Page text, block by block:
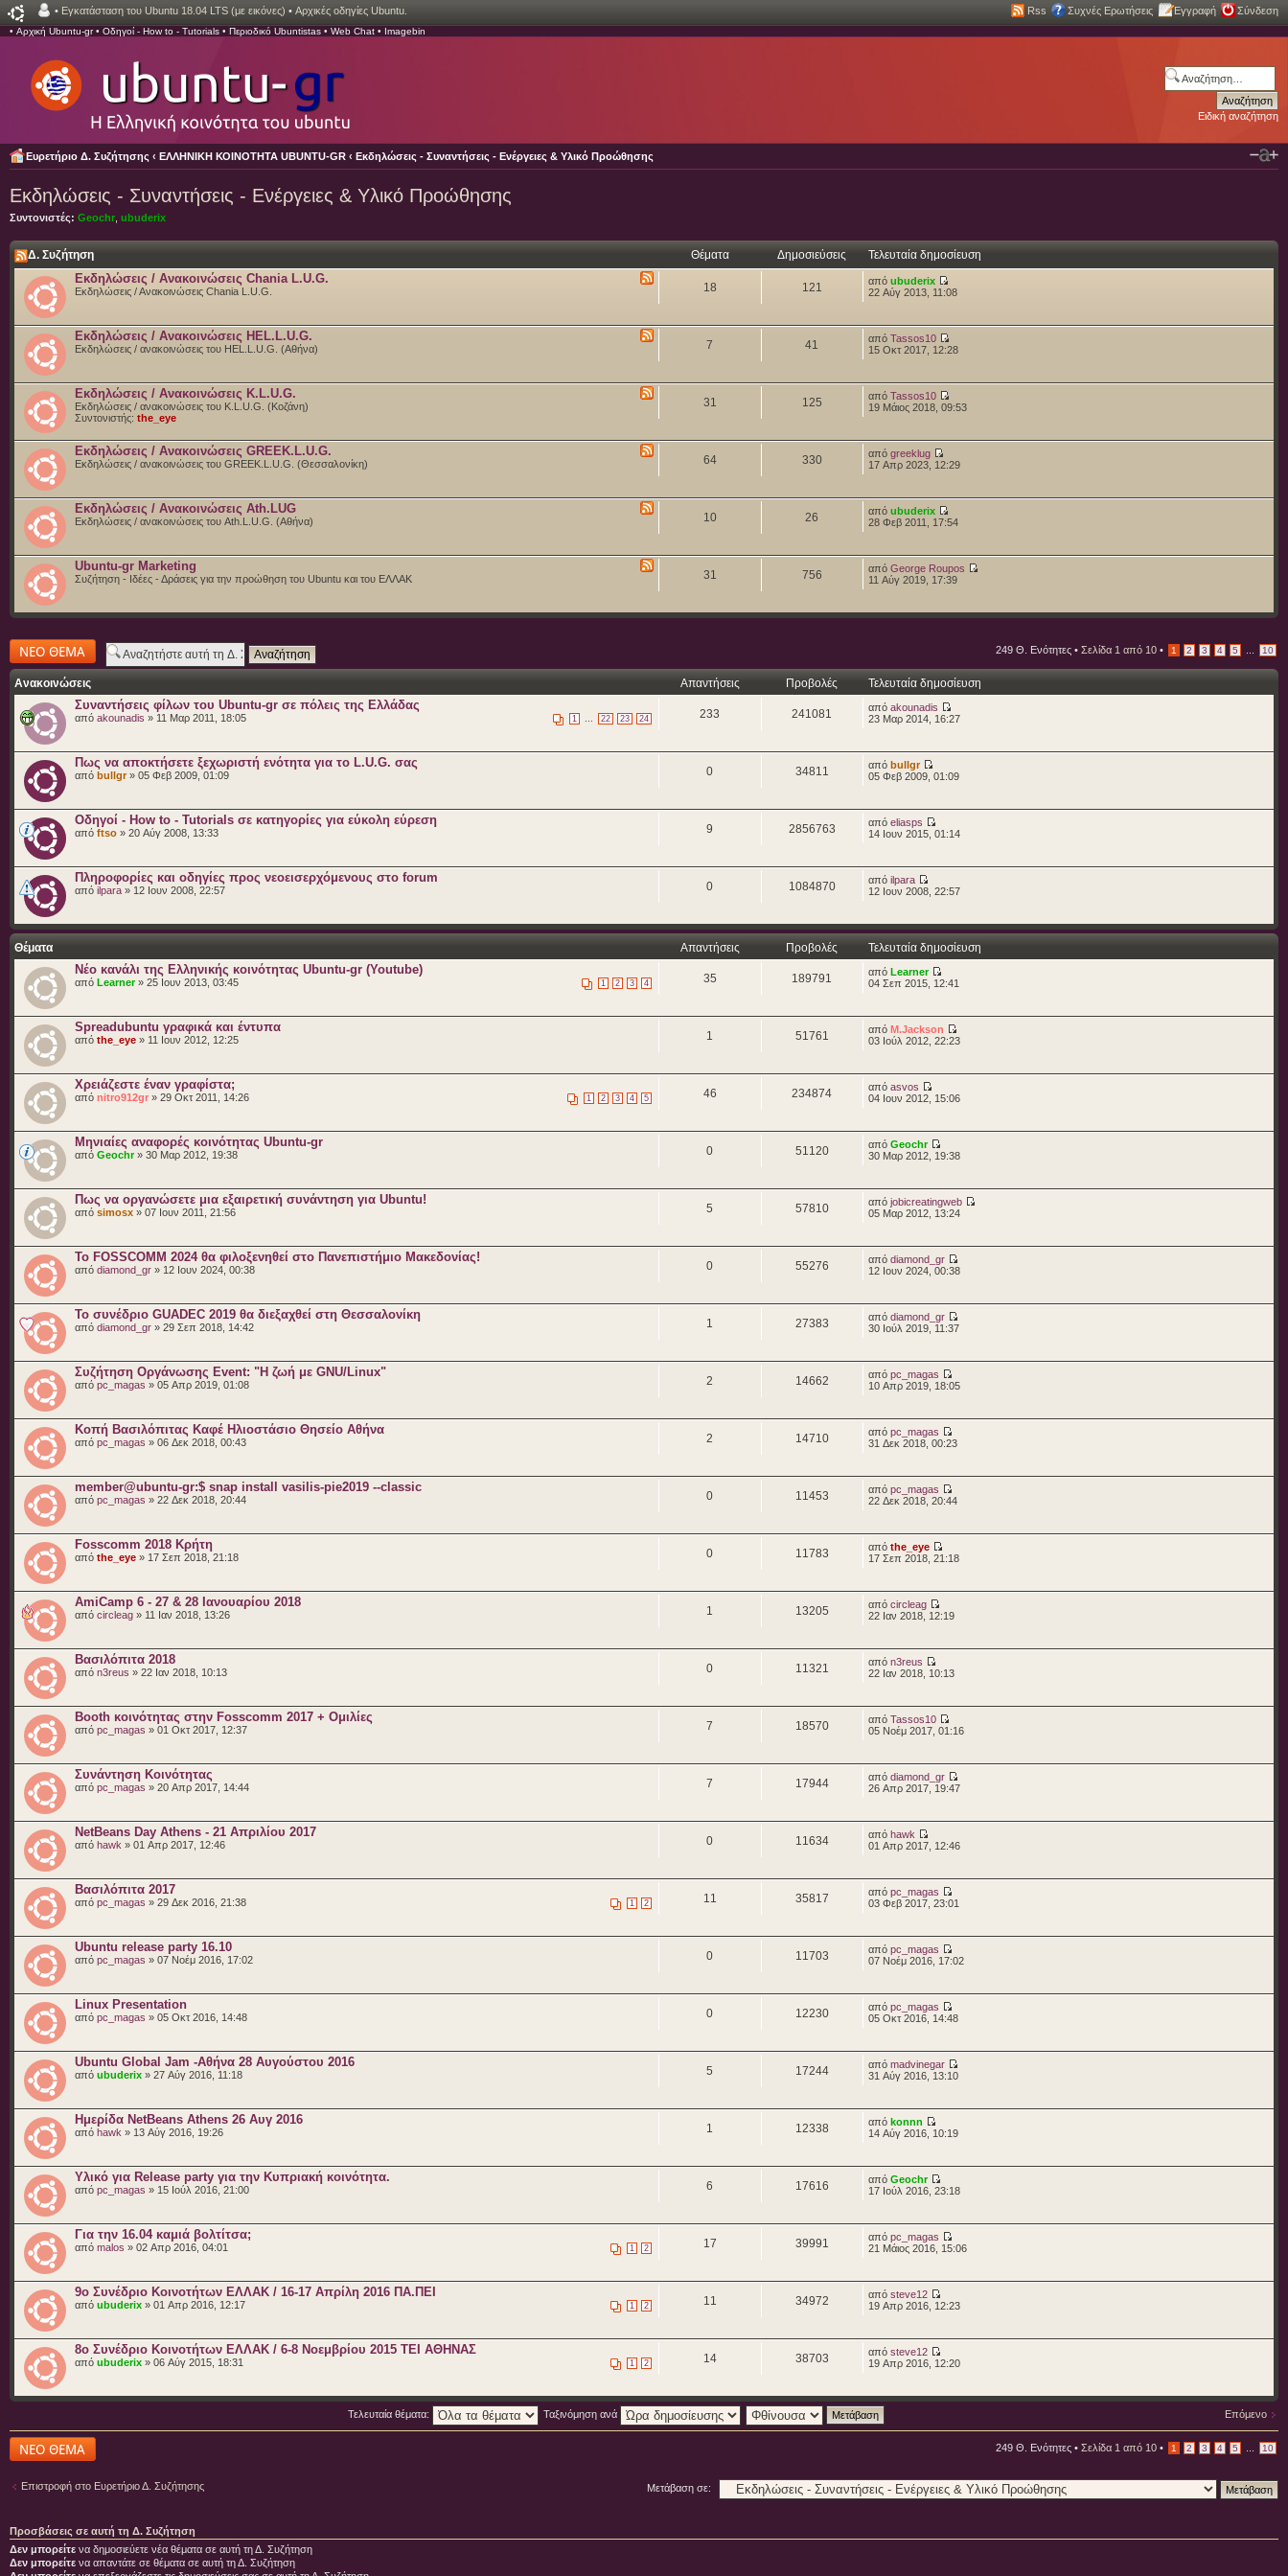
• Εγκατάσταση του Ubuntu 18.04 LTS (με εικόνες) • Αρχικές οδηγίες Ubuntu. Rss Συχνές Ερωτήσεις Εγγραφή Σύνδεση
• Αρχική Ubuntu-gr• Οδηγοί - How to - Tutorials • Περιοδικό Ubuntistas • Web Chat • Imagebin
Ειδική αναζήτηση
Ευρετήριο Δ. Συζήτησης ‹ ΕΛΛΗΝΙΚΗ ΚΟΙΝΟΤΗΤΑ UBUNTU-GR ‹ Εκδηλώσεις - Συναντήσεις - Ενέργειες & Υλικό Προώθησης
Εκδηλώσεις - Συναντήσεις - Ενέργειες & Υλικό Προώθησης
Συντονιστές: Geochr ubuderix
Δ. Συζήτηση Θέματα Δημοσιεύσεις Τελευταία δημοσίευση
Εκδηλώσεις / Ανακοινώσεις Chania L.U.G.
Εκδηλώσεις / Ανακοινώσεις Chania L.U.G. 18 121 από ubuderix
22 Αύγ 2013, 11:08
Εκδηλώσεις / Ανακοινώσεις HEL.L.U.G.
Εκδηλώσεις / ανακοινώσεις του HEL.L.U.G. (Αθήνα) 7 41 από Tassos10
15 Οκτ 2017, 12:28
Εκδηλώσεις / Ανακοινώσεις K.L.U.G.
Εκδηλώσεις / ανακοινώσεις του K.L.U.G. (Κοζάνη)
Συντονιστής: the_eye
31 125 από Tassos10
19 Μάιος 2018, 09:53
Εκδηλώσεις / Ανακοινώσεις GREEK.L.U.G.
Εκδηλώσεις / ανακοινώσεις του GREEK.L.U.G. (Θεσσαλονίκη) 64 330 από greeklug
17 Απρ 2023, 12:29
Εκδηλώσεις / Ανακοινώσεις Ath.LUG
Εκδηλώσεις / ανακοινώσεις του Ath.L.U.G. (Αθήνα) 10 26 από ubuderix
28 Φεβ 2011, 17:54
Ubuntu-gr Marketing
Συζήτηση - Ιδέες - Δράσεις για την προώθηση του Ubuntu και του ΕΛΛΑΚ 31 756 από George Roupos
11 Αύγ 2019, 17:39
Δημιουργία νέου
θέματος
249 Θ. Ενότητες • Σελίδα 1 από 10 • 1 2 3 4 5 10
Ανακοινώσεις Απαντήσεις Προβολές Τελευταία δημοσίευση
Συναντήσεις φίλων του Ubuntu-gr σε πόλεις της Ελλάδας
1 22 23 24
από akounadis » 11 Μαρ 2011, 18:05 233 241081 από akounadis
23 Μαρ 2014, 16:27
Πως να αποκτήσετε ξεχωριστή ενότητα για το L.U.G. σας
από bullgr » 05 Φεβ 2009, 01:09 0 34811 από bullgr
05 Φεβ 2009, 01:09
Οδηγοί - How to - Tutorials σε κατηγορίες για εύκολη εύρεση
από ftso » 20 Αύγ 2008, 13:33 9 2856763 από eliasps
14 Ιουν 2015, 01:14
Πληροφορίες και οδηγίες προς νεοεισερχόμενους στο forum
από ilpara » 12 Ιουν 2008, 22:57 0 1084870 από ilpara
12 Ιουν 2008, 22:57
Θέματα Απαντήσεις Προβολές Τελευταία δημοσίευση
Nέο κανάλι της Ελληνικής κοινότητας Ubuntu-gr (Youtube)
1 2 3 4
από Learner» 25 Ιουν 2013, 03:45 35 189791 από Learner
04 Σεπ 2015, 12:41
Spreadubuntu γραφικά και έντυπα
από the_eye » 11 Ιουν 2012, 12:25 1 51761 από M.Jackson
03 Ιούλ 2012, 22:23
Χρειάζεστε έναν γραφίστα;
1 2 3 4 5
από nitro912gr » 29 Οκτ 2011, 14:26 46 234874 από asvos
04 Ιουν 2012, 15:06
Μηνιαίες αναφορές κοινότητας Ubuntu-gr
από Geochr» 30 Μαρ 2012, 19:38 0 51120 από Geochr
30 Μαρ 2012, 19:38
Πως να οργανώσετε μια εξαιρετική συνάντηση για Ubuntu!
από simosx » 07 Ιουν 2011, 21:56 5 57810 από jobicreatingweb
05 Μαρ 2012, 13:24
Το FOSSCOMM 2024 θα φιλοξενηθεί στο Πανεπιστήμιο Μακεδονίας!
από diamond_gr » 12 Ιουν 2024, 00:38 0 55276 από diamond_gr
12 Ιουν 2024, 00:38
Το συνέδριο GUADEC 2019 θα διεξαχθεί στη Θεσσαλονίκη
από diamond_gr » 29 Σεπ 2018, 14:42 1 27383 από diamond_gr
30 Ιούλ 2019, 11:37
Συζήτηση Οργάνωσης Event: "Η ζωή με GNU/Linux"
από pc_magas » 05 Απρ 2019, 01:08 2 14662 από pc_magas
10 Απρ 2019, 18:05
Κοπή Βασιλόπιτας Καφέ Ηλιοστάσιο Θησείο Αθήνα
από pc_magas » 06 Δεκ 2018, 00:43 2 14710 από pc_magas
31 Δεκ 2018, 00:23
member@ubuntu-gr:$ snap install vasilis-pie2019 --classic
από pc_magas » 22 Δεκ 2018, 20:44 0 11453 από pc_magas
22 Δεκ 2018, 20:44
Fosscomm 2018 Κρήτη
από the_eye » 17 Σεπ 2018, 21:18 0 11783 από the_eye
17 Σεπ 2018, 21:18
AmiCamp 6 - 27 & 28 Ιανουαρίου 2018
από circleag » 11 Ιαν 2018, 13:26 1 13205 από circleag
22 Ιαν 2018, 12:19
Βασιλόπιτα 2018
από n3reus » 22 Ιαν 2018, 10:13 0 11321 από n3reus
22 Ιαν 2018, 10:13
Booth κοινότητας στην Fosscomm 2017 + Ομιλίες
από pc_magas » 01 Οκτ 2017, 12:37 7 18570 από Tassos10
05 Νοέμ 2017, 01:16
Συνάντηση Κοινότητας
από pc_magas » 20 Απρ 2017, 14:44 7 17944 από diamond_gr
26 Απρ 2017, 19:47
NetBeans Day Athens - 21 Απριλίου 2017
από hawk » 01 Απρ 2017, 12:46 0 11634 από hawk
01 Απρ 2017, 12:46
Βασιλόπιτα 2017
1 2
από pc_magas » 29 Δεκ 2016, 21:38 11 35817 από pc_magas
03 Φεβ 2017, 23:01
Ubuntu release party 16.10
από pc_magas » 07 Νοέμ 2016, 17:02 0 11703 από pc_magas
07 Νοέμ 2016, 17:02
Linux Presentation
από pc_magas » 05 Οκτ 2016, 14:48 0 12230 από pc_magas
05 Οκτ 2016, 14:48
Ubuntu Global Jam -Αθήνα 28 Αυγούστου 2016
από ubuderix » 27 Αύγ 2016, 11:18 5 17244 από madvinegar
31 Αύγ 2016, 13:10
Ημερίδα NetBeans Athens 26 Αυγ 2016
από hawk » 13 Αύγ 2016, 19:26 1 12338 από konnn
14 Αύγ 2016, 10:19
Υλικό για Release party για την Κυπριακή κοινότητα.
από pc_magas » 15 Ιούλ 2016, 21:00 6 17616 από Geochr
17 Ιούλ 2016, 23:18
Για την 16.04 καμιά βολτίτσα;
1 2
από malos » 02 Απρ 2016, 04:01 17 39991 από pc_magas
21 Μάιος 2016, 15:06
9ο Συνέδριο Κοινοτήτων ΕΛΛΑΚ / 16-17 Απρίλη 2016 ΠΑ.ΠΕΙ
1 2
από ubuderix » 01 Απρ 2016, 12:17 11 34972 από steve12
19 Απρ 2016, 12:23
8ο Συνέδριο Κοινοτήτων ΕΛΛΑΚ / 6-8 Νοεμβρίου 2015 ΤΕΙ ΑΘΗΝΑΣ
1 2
από ubuderix » 06 Αύγ 2015, 18:31 14 38703 από steve12
19 Απρ 2016, 12:20
Επόμενο
Τελευταία θέματα: Ταξινόμηση ανά
Δημιουργία νέου
θέματος
249 Θ. Ενότητες • Σελίδα 1 από 10 • 1 2 3 4 5 10
Επιστροφή στο Ευρετήριο Δ. Συζήτησης Μετάβαση σε:
Προσβάσεις σε αυτή τη Δ. Συζήτηση
Δεν μπορείτε να δημοσιεύετε νέα θέματα σε αυτή τη Δ. Συζήτηση
Δεν μπορείτε να απαντάτε σε θέματα σε αυτή τη Δ. Συζήτηση